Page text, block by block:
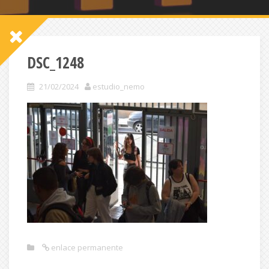
DSC_1248
21/02/2024 estudio_nemo
enlace permanente